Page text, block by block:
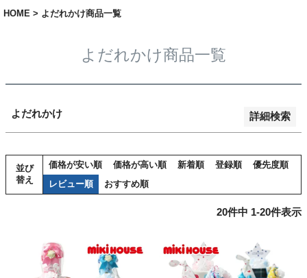
HOME よだれかけ商品一覧
よだれかけ商品一覧
よだれかけ 詳細検索
価格が高い順
キーワードヒット順
検索
並び
替え
価格が安い順 価格が高い順 新着順 登録順
優先度順
レビュー順
おすすめ順
20件中 1-20件表示